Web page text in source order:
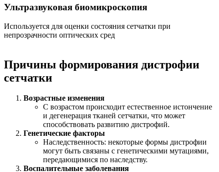
Ультразвуковая биомикроскопия
Используется для оценки состояния сетчатки при
непрозрачности оптических сред
Причины формирования дистрофии
сетчатки
Возрастные изменения
С возрастом происходит естественное истончение
и дегенерация тканей сетчатки, что может
способствовать развитию дистрофий.
Генетические факторы
Наследственность: некоторые формы дистрофии
могут быть связаны с генетическими мутациями,
передающимися по наследству.
Воспалительные заболевания